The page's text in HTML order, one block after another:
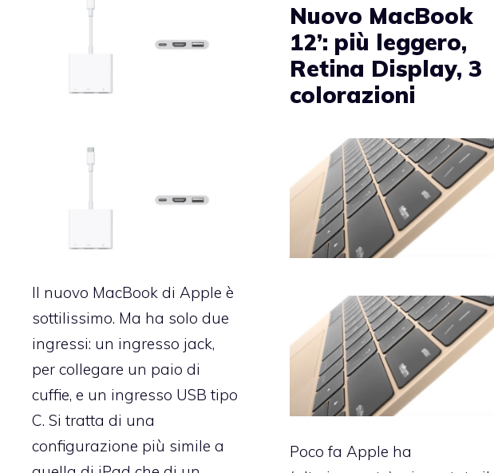
Il nuovo MacBook di Apple è
sottilissimo. Ma ha solo due
ingressi: un ingresso jack,
per collegare un paio di
cuffie, e un ingresso USB tipo
C. Si tratta di una
configurazione più simile a
Nuovo MacBook
12’: più leggero,
Retina Display, 3
colorazioni
Poco fa Apple ha